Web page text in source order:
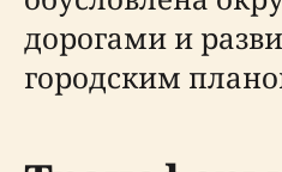
дорогами и
городским